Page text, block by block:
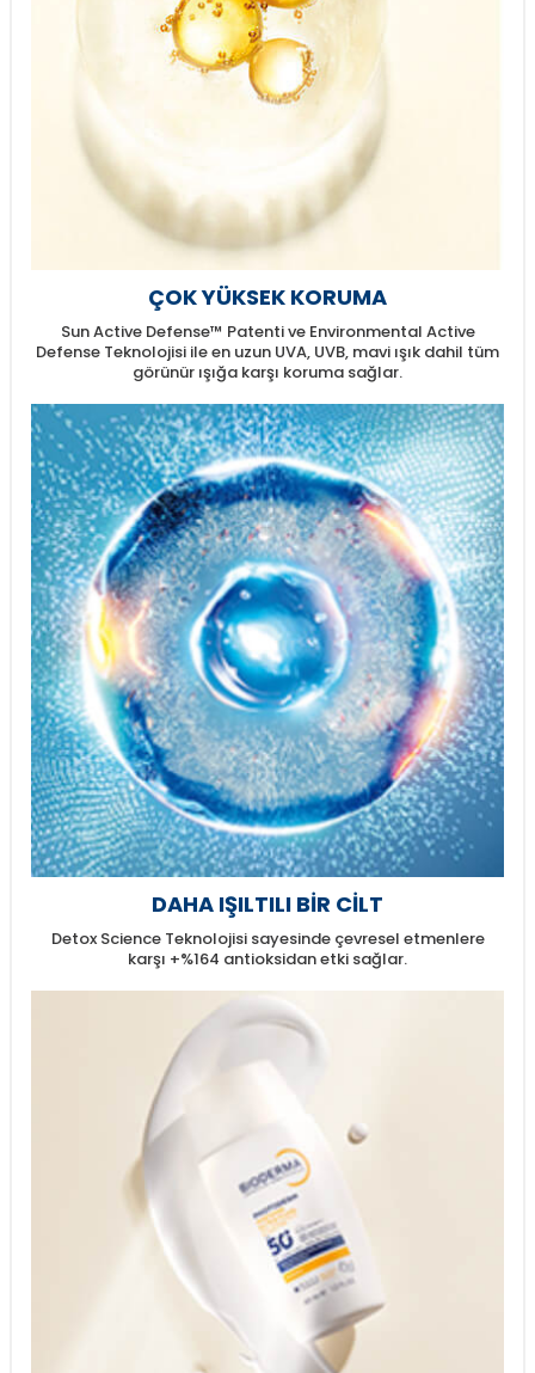
ÇOK YÜKSEK KORUMA
Sun Active Defense™ Patenti ve Environmental Active
Defense Teknolojisi ile en uzun UVA, UVB, mavi ışık dahil tüm
görünür ışığa karşı koruma sağlar.
DAHA IŞILTILI BİR CİLT
Detox Science Teknolojisi sayesinde çevresel etmenlere
karşı +%164 antioksidan etki sağlar.